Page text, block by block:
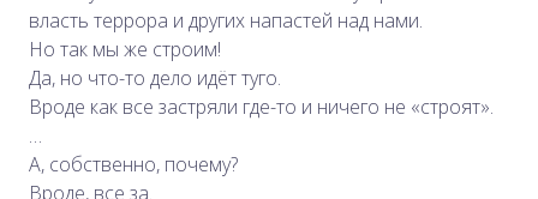
власть террора и других напастей над нами.
Но так мы же строим!
Да, но что-то дело идёт туго.
Вроде как все застряли где-то и ничего не «строят».
…
А, собственно, почему?
Вроде, все за.